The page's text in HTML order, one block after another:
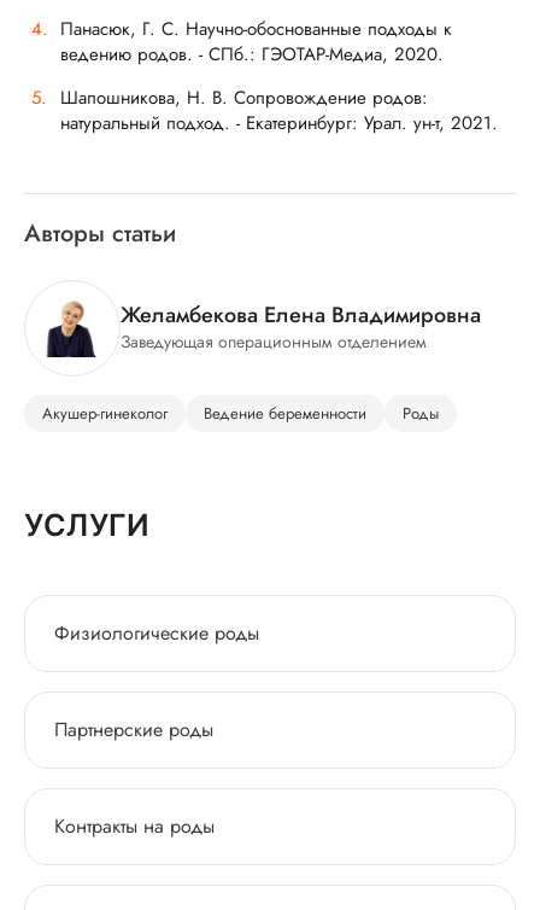
Панасюк, Г. С. Научно-обоснованные подходы к
ведению родов. - СПб.: ГЭОТАР-Медиа, 2020.
Шапошникова, Н. В. Сопровождение родов:
натуральный подход. - Екатеринбург: Урал. ун-т, 2021.
Авторы статьи
Желамбекова Елена Владимировна
Заведующая операционным отделением
Акушер-гинеколог Ведение беременности Роды
УСЛУГИ
Физиологические роды
Партнерские роды
Контракты на роды